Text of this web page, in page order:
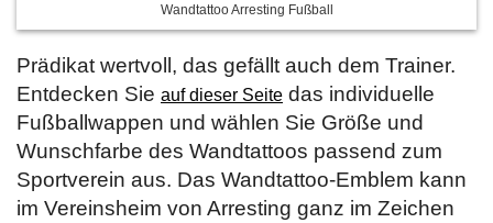
Wandtattoo Arresting Fußball
Prädikat wertvoll, das gefällt auch dem Trainer.
Entdecken Sie auf dieser Seite das individuelle
Fußballwappen und wählen Sie Größe und
Wunschfarbe des Wandtattoos passend zum
Sportverein aus. Das Wandtattoo-Emblem kann
im Vereinsheim von Arresting ganz im Zeichen